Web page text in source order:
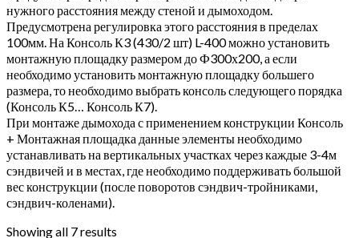
нужного расстояния между стеной и дымоходом.
Предусмотрена регулировка этого расстояния в пределах
100мм. На Консоль К3 (430/2 шт) L-400 можно установить
монтажную площадку размером до Ф300х200, а если
необходимо установить монтажную площадку большего
размера, то необходимо выбрать консоль следующего порядка
(Консоль К5… Консоль К7).
При монтаже дымохода с применением конструкции Консоль
+ Монтажная площадка данные элементы необходимо
устанавливать на вертикальных участках через каждые 3-4м
сэндвичей и в местах, где необходимо поддерживать большой
вес конструкции (после поворотов сэндвич-тройниками,
сэндвич-коленами).
Showing all 7 results